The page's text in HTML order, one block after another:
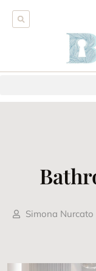
Simona Nurcato